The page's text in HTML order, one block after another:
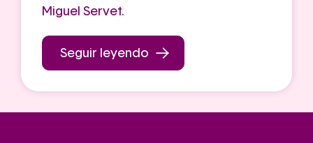
Miguel Servet.
Seguir leyendo